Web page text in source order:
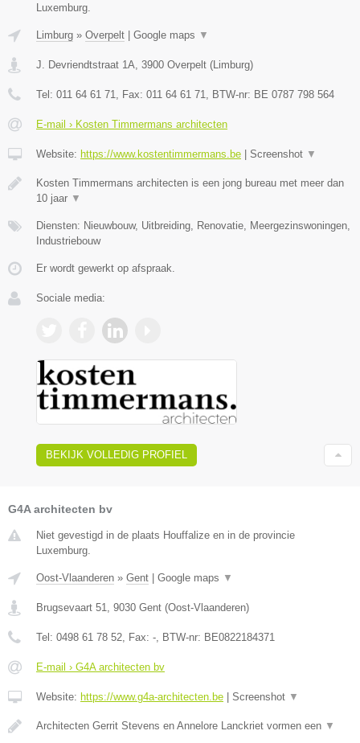
Luxemburg.
Limburg » Overpelt | Google maps ▼
J. Devriendtstraat 1A 3900 Overpelt (Limburg)
Tel: 011 64 61 71 , Fax: 011 64 61 71 , BTW-nr: BE 0787 798 564
E-mail › Kosten Timmermans architecten
Website: https://www.kostentimmermans.be | Screenshot ▼
Kosten Timmermans architecten is een jong bureau met meer dan
10 jaar ▼
Diensten: Nieuwbouw, Uitbreiding, Renovatie, Meergezinswoningen,
Industriebouw
Er wordt gewerkt op afspraak.
Sociale media:
BEKIJK VOLLEDIG PROFIEL
G4A architecten bv
Niet gevestigd in de plaats Houffalize en in de provincie
Luxemburg.
Oost-Vlaanderen » Gent Google maps ▼
Brugsevaart 51 9030 Gent (Oost-Vlaanderen)
Tel: 0498 61 78 52 , Fax: - , BTW-nr: BE0822184371
E-mail › G4A architecten bv
Website: https://www.g4a-architecten.be Screenshot ▼
Architecten Gerrit Stevens en Annelore Lanckriet vormen een ▼